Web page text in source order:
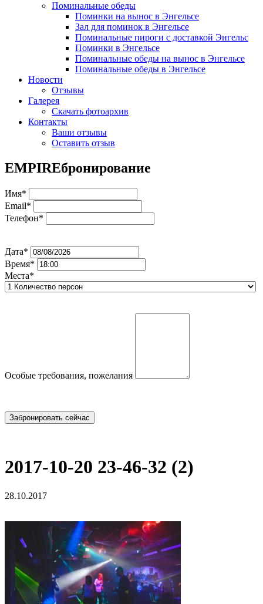
Поминальные обеды
Поминки на вынос в Энгельсе
Зал для поминок в Энгельсе
Поминальные пироги с доставкой Энгельс
Поминки в Энгельсе
Поминальные обеды на вынос в Энгельсе
Поминальные обеды в Энгельсе
Новости
Отзывы
Галерея
Скачать фотоархив
Контакты
Ваши отзывы
Оставить отзыв
EMPIREбронирование
Имя*
Email*
Телефон*
Дата*
Время*
Места*
Особые требования, пожелания
2017-10-20 23-46-32 (2)
28.10.2017